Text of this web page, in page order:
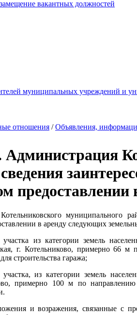
вакантных должностей
муниципальных учреждений и
отношения /Объявления,
Администрация
предоставлении
муниципального
в аренду следующих
участка из категории земель
г. Котельниково, примерно
строительства гаража;
участка, из категории земель
примерно 100 м по
и возражения, связанные с